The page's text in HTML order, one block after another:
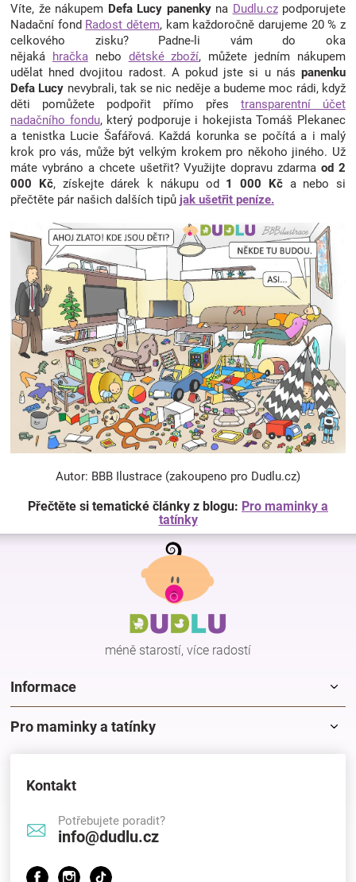
Víte, že nákupem Defa Lucy panenky na Dudlu.czpodporujete
Nadační fond Radost dětem, kam každoročně darujeme 20 % z
celkového zisku? Padne-li vám do oka
nějaká hračka nebo dětské zboží, můžete jedním nákupem
udělat hned dvojitou radost. A pokud jste si u nás panenku
Defa Lucy nevybrali, tak se nic neděje a budeme moc rádi, když
děti pomůžete podpořit přímo přes transparentní účet
nadačního fondu, který podporuje i hokejista Tomáš Plekanec
a tenistka Lucie Šafářová. Každá korunka se počítá a i malý
krok pro vás, může být velkým krokem pro někoho jiného. Už
máte vybráno a chcete ušetřit? Využijte dopravu zdarmaod 2
000 Kč, získejte dárek k nákupu od 1 000 Kča nebo si
přečtěte pár našich dalších tipů jak ušetřit peníze.
Autor: BBB Ilustrace (zakoupeno pro Dudlu.cz)
Přečtěte si tematické články z blogu: Pro maminky a
tatínky
Z
méně starostí, více radostí
Informace
Pro maminky a tatínky
Kontakt
Potřebujete poradit?
info@dudlu.cz